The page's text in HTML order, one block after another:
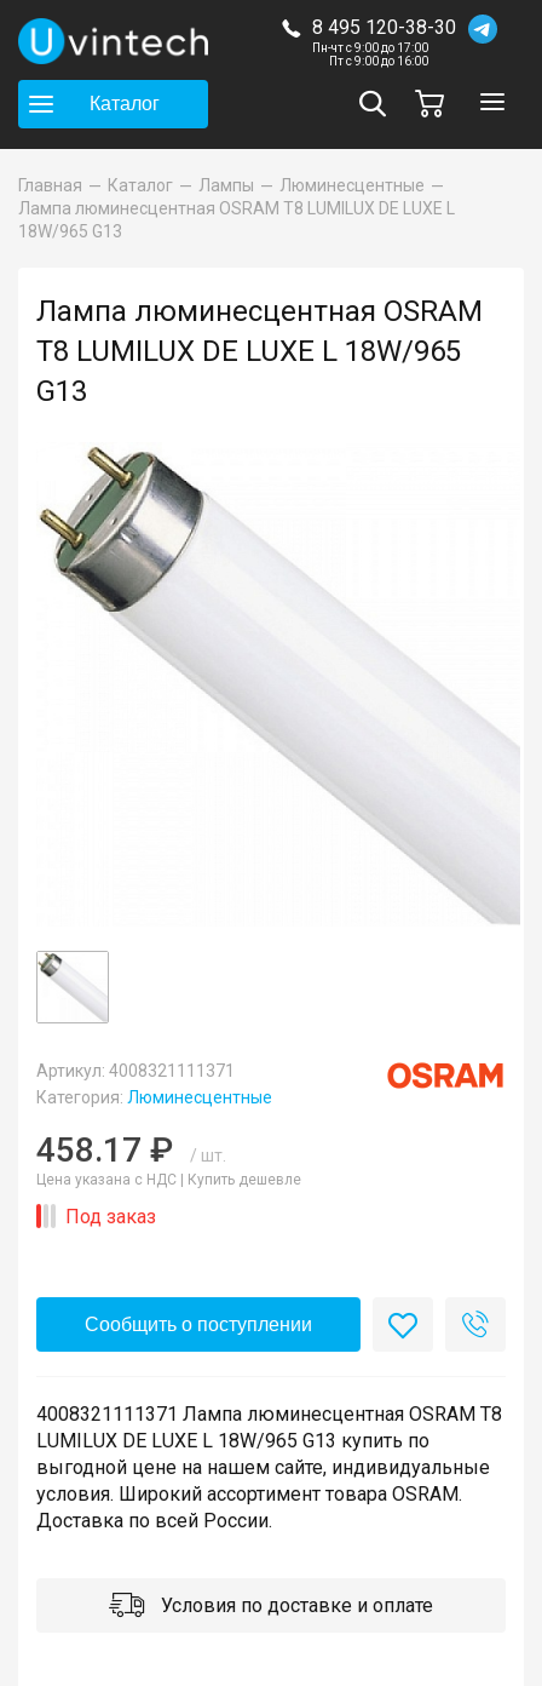
8 495 120-38-30
Пн-чт с 9:00 до 17:00
Пт с 9:00 до 16:00
Каталог
Главная Каталог Лампы
Люминесцентные
Лампа люминесцентная OSRAM T8 LUMILUX DE LUXE L
18W/965 G13
Лампа люминесцентная OSRAM
T8 LUMILUX DE LUXE L 18W/965
G13
Артикул: 4008321111371
Категория: Люминесцентные
458.17 ₽ / шт.
Цена указана с НДС | Купить дешевле
Под заказ
Сообщить о поступлении
4008321111371 Лампа люминесцентная OSRAM T8
LUMILUX DE LUXE L 18W/965 G13 купить по
выгодной цене на нашем сайте, индивидуальные
условия. Широкий ассортимент товара OSRAM.
Доставка по всей России.
Условия по доставке и оплате